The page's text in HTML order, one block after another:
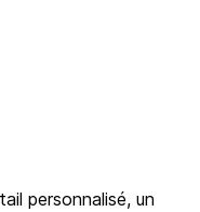
personnalisé, un